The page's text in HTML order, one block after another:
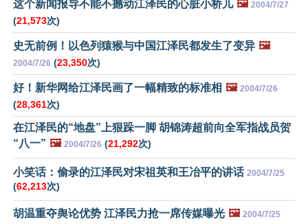
这个新闻报导不能不撼动江泽民的心脏小桥儿 🖼️ 2004/7/27
(21,573次)
史无前例！以色列猿猴与中国江泽民都发生了变异 🖼️
2004/7/26 (23,350次)
好！新华网给江泽民画了一幅精致的标准相 🖼️ 2004/7/26
(28,361次)
在江泽民的“地盘”上狠跺一脚 胡锦涛超前向全军指战员贺
“八一” 🖼️ 2004/7/26 (21,292次)
小笑话：偷录的江泽民对宋祖英和王冶平的讲话 2004/7/25
(62,213次)
胡温重夺舆论优势 江泽民力抢一席传媒曝光 🖼️ 2004/7/25